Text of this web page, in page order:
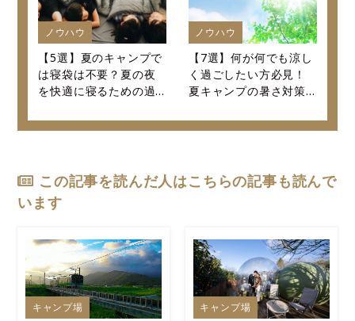
ノウハウ
【5選】夏のキャンプで
は寝袋は不要？夏の夜
を快適に寝るための過
ノウハウ
【7選】何が何でも涼し
く過ごしたい方必見！
夏キャンプの暑さ対策
この記事を読んだ人はこちらの記事も読んで
います
キャンプ場 キャンプ場